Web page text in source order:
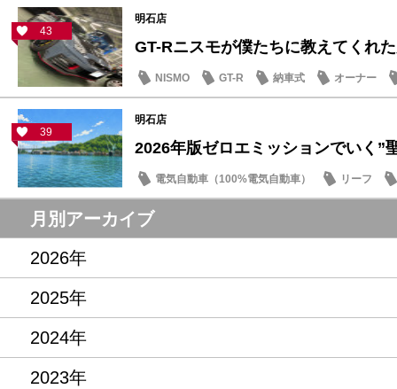
43
明石店
GT-Rニスモが僕たちに教えてくれ
NISMO GT-R 納車式 オーナー
39
明石店
2026年版ゼロエミッションでいく”
電気自動車（100%電気自動車）
リーフ
話題の情報
月別アーカイブ
2026年
2025年
2024年
2023年